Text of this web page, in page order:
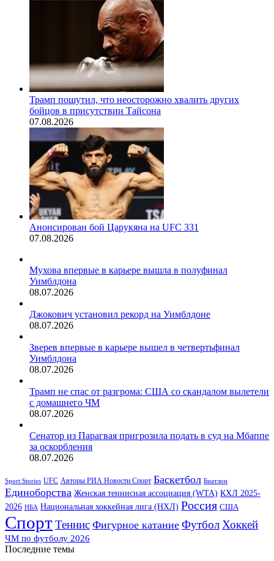
Трамп пошутил, что неосторожно хвалить других
бойцов в присутствии Тайсона
07.08.2026
Анонсирован бой Царукяна на UFC 331
07.08.2026
Мухова впервые в карьере вышла в полуфинал
Уимблдона
08.07.2026
Джокович установил рекорд на Уимблдоне
08.07.2026
Зверев впервые в карьере вышел в четвертьфинал
Уимблдона
08.07.2026
Трамп не спас от разгрома: США со скандалом вылетели
с домашнего ЧМ
08.07.2026
Сенатор из Парагвая пригрозила подать в суд на Мбаппе
за оскорбления
08.07.2026
Sport Stories UFC Авторы РИА Новости Спорт Баскетбол Биатлон
Единоборства Женская теннисная ассоциация (WTA) КХЛ 2025-
2026 НБА Национальная хоккейная лига (НХЛ) Россия США
СпортТеннис Фигурное катание Футбол Хоккей
ЧМ по футболу 2026
Последние темы